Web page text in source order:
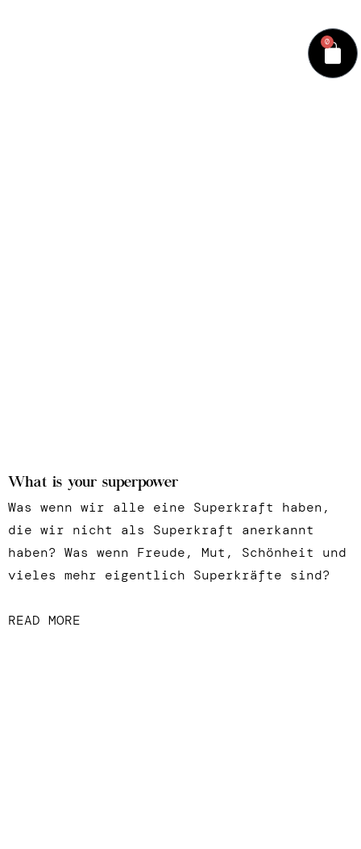
0
What is your superpower
Was wenn wir alle eine Superkraft haben,
die wir nicht als Superkraft anerkannt
haben? Was wenn Freude, Mut, Schönheit und
vieles mehr eigentlich Superkräfte sind?
READ MORE